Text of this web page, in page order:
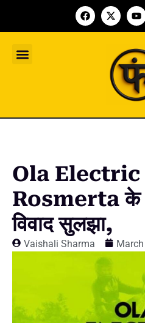
Ola Electric
Rosmerta के
विवाद सुलझा,
Vaishali Sharma